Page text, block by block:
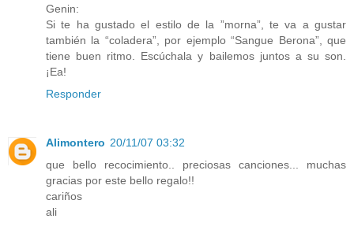
Genin:
Si te ha gustado el estilo de la ”morna”, te va a gustar
también la “coladera”, por ejemplo “Sangue Berona”, que
tiene buen ritmo. Escúchala y bailemos juntos a su son.
¡Ea!
Responder
Alimontero 20/11/07 03:32
que bello recocimiento.. preciosas canciones... muchas
gracias por este bello regalo!!
cariños
ali